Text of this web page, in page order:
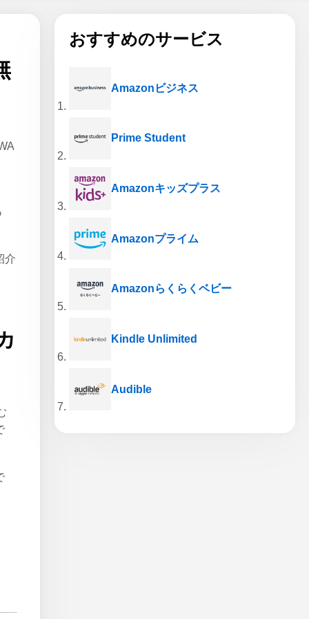
介
おすすめのサービス
Amazonビジネス
Prime Student
Amazonキッズプラス
Amazonプライム
Amazonらくらくベビー
Kindle Unlimited
Audible